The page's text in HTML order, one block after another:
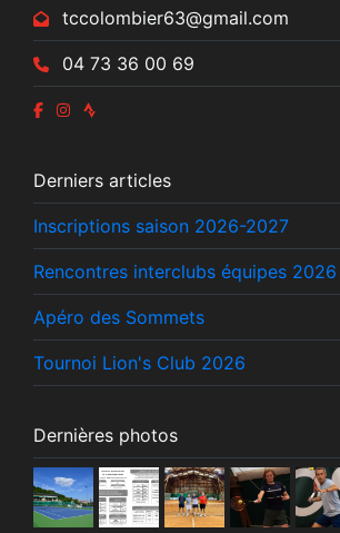
tccolombier63@gmail.com
04 73 36 00 69
Derniers articles
Inscriptions saison 2026-2027
Rencontres interclubs équipes 2026
Apéro des Sommets
Tournoi Lion's Club 2026
Dernières photos